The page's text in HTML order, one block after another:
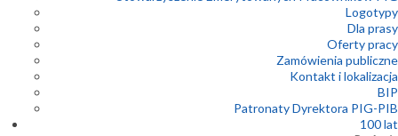
Logotypy
Dla prasy
Oferty pracy
Zamówienia publiczne
Kontakt i lokalizacja
BIP
Patronaty Dyrektora PIG-PIB
100 lat